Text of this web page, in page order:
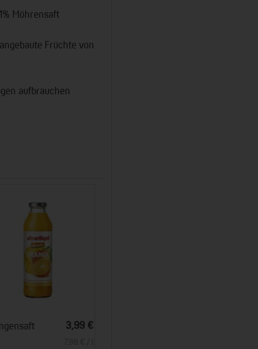
Möhrensaft
Früchte von
aufbrauchen
Pina Colada alkoholfrei - 0,2 l2,99 €